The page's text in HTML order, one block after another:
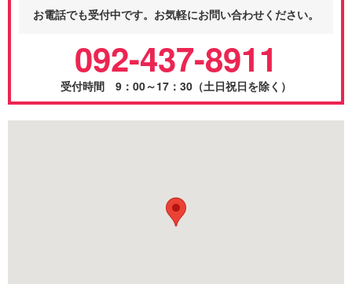
お電話でも受付中です。お気軽にお問い合わせください。
092-437-8911
受付時間 9：00～17：30（土日祝日を除く）